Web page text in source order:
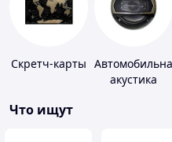
Скретч-карты Автомобильная
акустика
Что ищут